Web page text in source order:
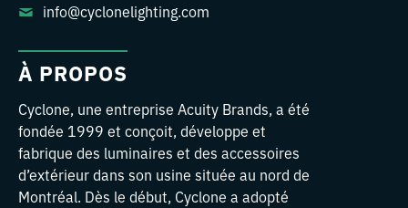
info@cyclonelighting.com
À PROPOS
Cyclone, une entreprise Acuity Brands, a été
fondée 1999 et conçoit, développe et
fabrique des luminaires et des accessoires
d’extérieur dans son usine située au nord de
Montréal. Dès le début, Cyclone a adopté